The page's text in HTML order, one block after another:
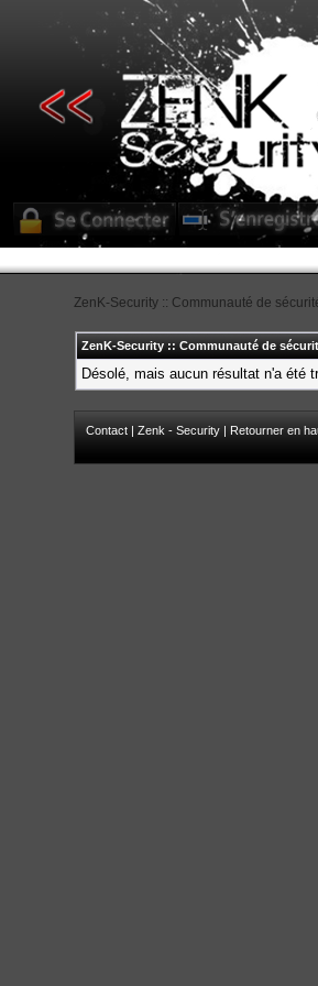
ZenK-Security :: Communauté de
ZenK-Security :: Communauté de
Désolé, mais aucun résultat n'a été
Contact |Zenk - Security | Retourner en